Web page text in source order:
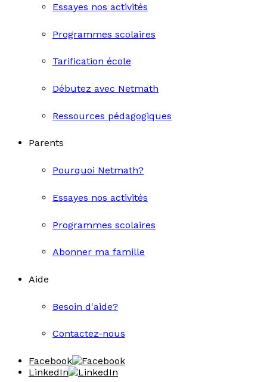
Essayes nos activités
Programmes scolaires
Tarification école
Débutez avec Netmath
Ressources pédagogiques
Parents
Pourquoi Netmath?
Essayes nos activités
Programmes scolaires
Abonner ma famille
Aide
Besoin d'aide?
Contactez-nous
Facebook
LinkedIn